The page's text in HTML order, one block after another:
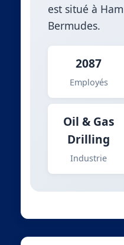
est situé à
Bermudes.
2087
Employés
Oil & Gas
Drilling
Industrie